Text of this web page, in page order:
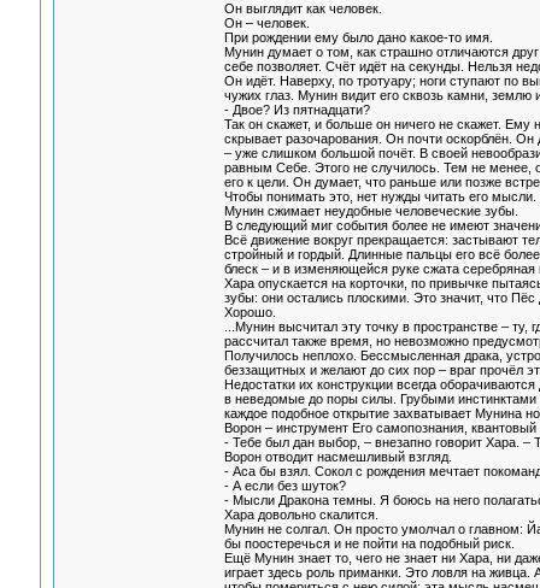
Он выглядит как человек.
Он – человек.
При рождении ему было дано какое-то имя.
Мунин думает о том, как страшно отличаются
себе позволяет. Счёт идёт на секунды. Нельзя
Он идёт. Наверху, по тротуару; ноги ступают по
чужих глаз. Мунин видит его сквозь камни, землю
- Двое? Из пятнадцати?
Так он скажет, и больше он ничего не скажет.
скрывает разочарования. Он почти оскорблён.
– уже слишком большой почёт. В своей
равным Себе. Этого не случилось. Тем не менее,
его к цели. Он думает, что раньше или позже
Чтобы понимать это, нет нужды читать его
Мунин сжимает неудобные человеческие зубы.
В следующий миг события более не имеют
Всё движение вокруг прекращается: застывают
стройный и гордый. Длинные пальцы его всё
блеск – и в изменяющейся руке сжата серебряная
Хара опускается на корточки, по привычке
зубы: они остались плоскими. Это значит, что
Хорошо.
...Мунин высчитал эту точку в пространстве –
рассчитал также время, но невозможно
Получилось неплохо. Бессмысленная драка,
беззащитных и желают до сих пор – враг прочёл
Недостатки их конструкции всегда
в неведомые до поры силы. Грубыми инстинктами
каждое подобное открытие захватывает Мунина
Ворон – инструмент Его самопознания,
- Тебе был дан выбор, – внезапно говорит Хара.
Ворон отводит насмешливый взгляд.
- Аса бы взял. Сокол с рождения мечтает
- А если без шуток?
- Мысли Дракона темны. Я боюсь на него
Хара довольно скалится.
Мунин не солгал. Он просто умолчал о главном:
бы поостеречься и не пойти на подобный риск.
Ещё Мунин знает то, чего не знает ни Хара, ни
играет здесь роль приманки. Это ловля на живца.